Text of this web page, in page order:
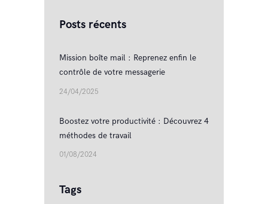
Posts récents
Mission boîte mail : Reprenez enfin le
contrôle de votre messagerie
24/04/2025
Boostez votre productivité : Découvrez 4
méthodes de travail
01/08/2024
Tags